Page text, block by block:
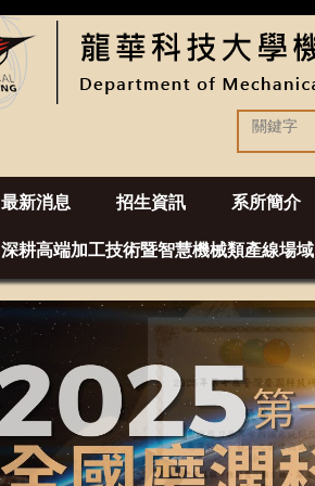
最新消息 招生資訊 系所簡介
深耕高端加工技術暨智慧機械類產線場域